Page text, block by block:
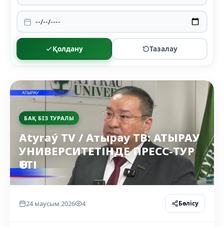
Қолдану Тазалау
БАҚ БІЗ ТУРАЛЫ
Atyraý TV / Атырау ТВ: АТЫРАУ
УНИВЕРСИТЕТІНДЕ ПРЕСС-ТУР
ӨТТІ
24 маусым 2026 4 Бөлісу